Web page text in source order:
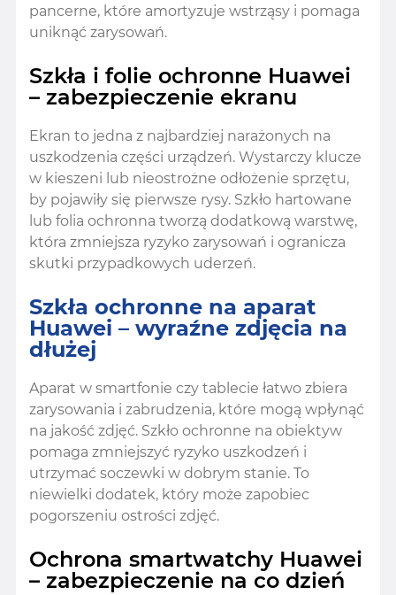
pancerne, które amortyzuje wstrząsy i pomaga
uniknąć zarysowań.
Szkła i folie ochronne Huawei
– zabezpieczenie ekranu
Ekran to jedna z najbardziej narażonych na
uszkodzenia części urządzeń. Wystarczy klucze
w kieszeni lub nieostrożne odłożenie sprzętu,
by pojawiły się pierwsze rysy. Szkło hartowane
lub folia ochronna tworzą dodatkową warstwę,
która zmniejsza ryzyko zarysowań i ogranicza
skutki przypadkowych uderzeń.
Szkła ochronne na aparat
Huawei – wyraźne zdjęcia na
dłużej
Aparat w smartfonie czy tablecie łatwo zbiera
zarysowania i zabrudzenia, które mogą wpłynąć
na jakość zdjęć. Szkło ochronne na obiektyw
pomaga zmniejszyć ryzyko uszkodzeń i
utrzymać soczewki w dobrym stanie. To
niewielki dodatek, który może zapobiec
pogorszeniu ostrości zdjęć.
Ochrona smartwatchy Huawei
– zabezpieczenie na co dzień